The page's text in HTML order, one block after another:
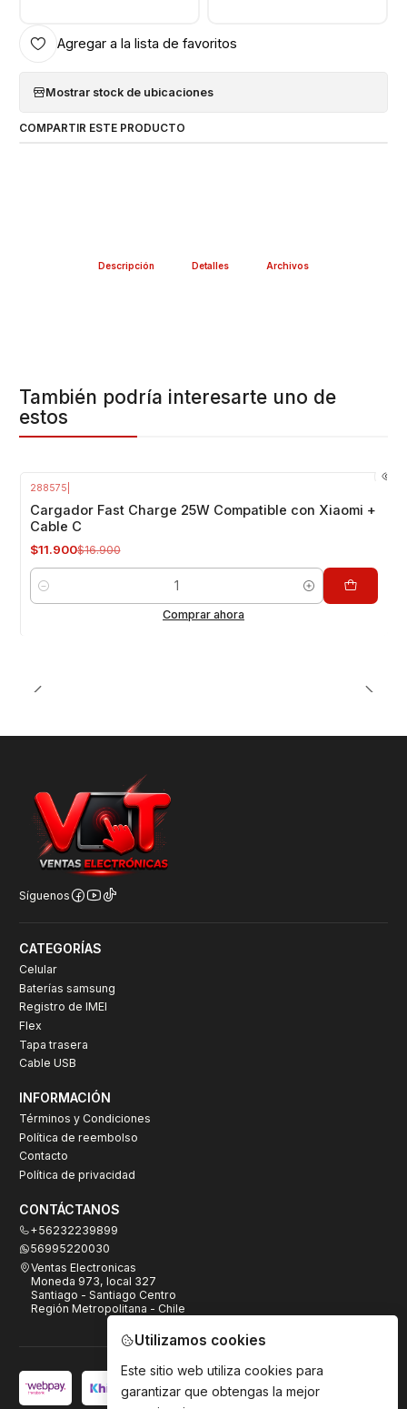
Agregar a la lista de favoritos
Mostrar stock de ubicaciones
COMPARTIR ESTE PRODUCTO
Descripción Detalles Archivos
También podría interesarte uno de
estos
288575
Cargador Fast Charge 25W Compatible con Xiaomi +
Cable C
$11.900$16.900
Cantidad
Comprar ahora
Síguenos
CATEGORÍAS
Celular
Baterías samsung
Registro de IMEI
Flex
Tapa trasera
Cable USB
INFORMACIÓN
Términos y Condiciones
Política de reembolso
Contacto
Política de privacidad
CONTÁCTANOS
+56232239899
56995220030
Ventas Electronicas
Moneda 973, local 327
Santiago - Santiago Centro
Región Metropolitana - Chile
Utilizamos cookies
Este sitio web utiliza cookies para
garantizar que obtengas la mejor